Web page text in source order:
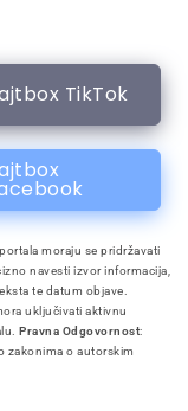
TikTok
moraju se pridržavati
navesti izvor informacija,
te datum objave.
uključivati aktivnu
Pravna Odgovornost:
zakonima o autorskim